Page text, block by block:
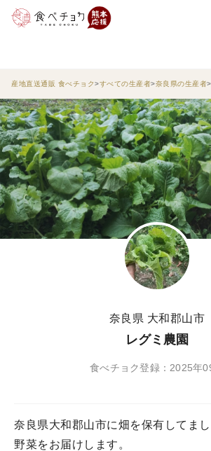
産地直送通販 食べチョク すべての生産者 奈良県の生産者
奈良県 大和郡山市
レグミ農園
食べチョク登録：2025年
奈良県大和郡山市に畑を保有してま
野菜をお届けします。